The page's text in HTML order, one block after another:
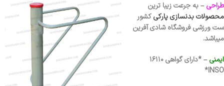
طراحی– به جرعت زیبا ترین
محصولات بدنسازی پارکیکشور
ست ورزشی فروشگاه شادی آفرین
میباشد.
ایمنی– *دارای گواهی ۱۶۱۱۰
INSO
*